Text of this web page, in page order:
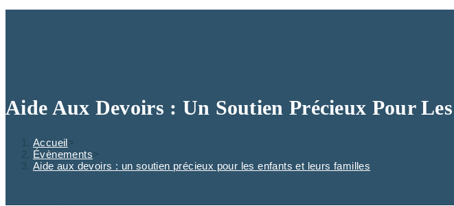
Aide Aux Devoirs : Un Soutien Précieux Pour
Accueil>
Évènements>
Aide aux devoirs : un soutien précieux pour les enfants et leurs familles